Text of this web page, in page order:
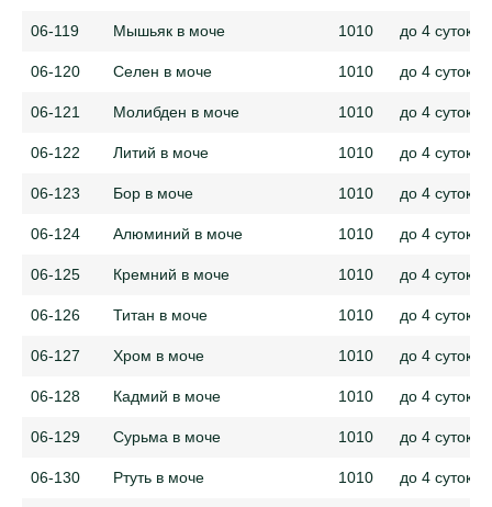
06-119 Мышьяк в моче 1010 до 4 суток
06-120 Селен в моче 1010 до 4 суток
06-121 Молибден в моче 1010 до 4 суток
06-122 Литий в моче 1010 до 4 суток
06-123 Бор в моче 1010 до 4 суток
06-124 Алюминий в моче 1010 до 4 суток
06-125 Кремний в моче 1010 до 4 суток
06-126 Титан в моче 1010 до 4 суток
06-127 Хром в моче 1010 до 4 суток
06-128 Кадмий в моче 1010 до 4 суток
06-129 Сурьма в моче 1010 до 4 суток
06-130 Ртуть в моче 1010 до 4 суток